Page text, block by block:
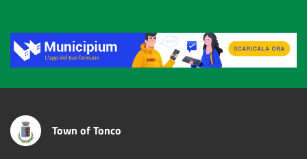
Title
Town of Tonco